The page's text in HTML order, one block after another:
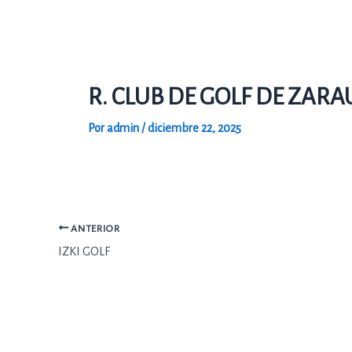
R. CLUB DE GOLF DE
Poradmin /diciembre 22, 2025
ANTERIOR
IZKI GOLF